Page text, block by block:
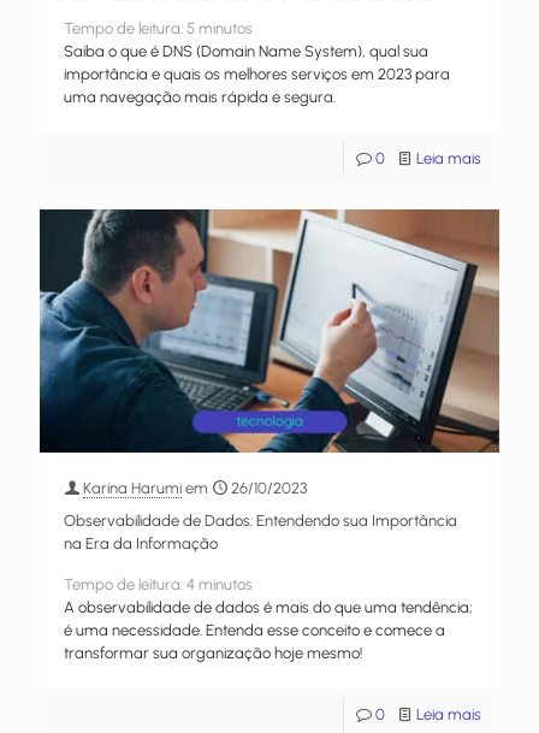
Tempo de leitura: 5 minutos
Saiba o que é DNS (Domain Name System), qual sua
importância e quais os melhores serviços em 2023 para
uma navegação mais rápida e segura.
0 Leia mais
Karina Harumi em
26/10/2023
Observabilidade de Dados: Entendendo sua Importância
na Era da Informação
Tempo de leitura: 4 minutos
A observabilidade de dados é mais do que uma tendência;
é uma necessidade. Entenda esse conceito e comece a
transformar sua organização hoje mesmo!
0 Leia mais